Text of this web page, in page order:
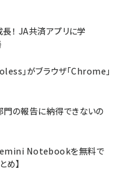
！ JA共済アプリに学
」がブラウザ「Chrome」
門の報告に納得できないの
Notebookを無料で
め】